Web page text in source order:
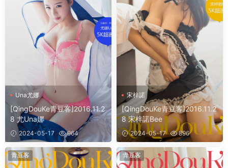
Una尤娜
[QingDouKe青豆客]2016.11.2
8 尤Una娜
2024-05-17 964
宋梓諾
[QingDouKe青豆客]2016.11.2
8 宋梓諾Bee
2024-05-17 896
青豆客 青豆客